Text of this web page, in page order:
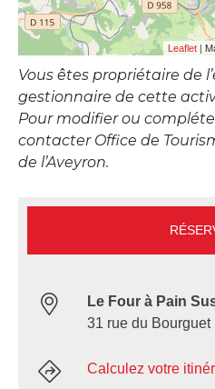
Leaflet |
Vous êtes propriétaire de
gestionnaire de cette
Pour modifier ou
contacter Office de
de l’Aveyron.
Le Four à Pain
31 rue du
Calculez votre